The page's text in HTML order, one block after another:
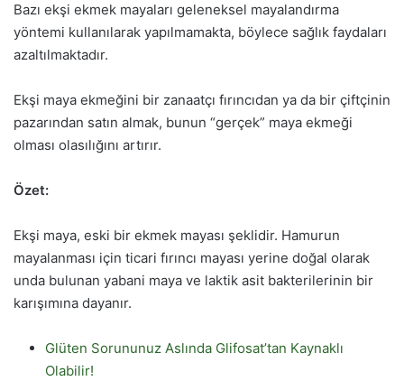
Bazı ekşi ekmek mayaları geleneksel mayalandırma
yöntemi kullanılarak yapılmamakta, böylece sağlık faydaları
azaltılmaktadır.
Ekşi maya ekmeğini bir zanaatçı fırıncıdan ya da bir çiftçinin
pazarından satın almak, bunun “gerçek” maya ekmeği
olması olasılığını artırır.
Özet:
Ekşi maya, eski bir ekmek mayası şeklidir. Hamurun
mayalanması için ticari fırıncı mayası yerine doğal olarak
unda bulunan yabani maya ve laktik asit bakterilerinin bir
karışımına dayanır.
Glüten Sorununuz Aslında Glifosat’tan Kaynaklı
Olabilir!